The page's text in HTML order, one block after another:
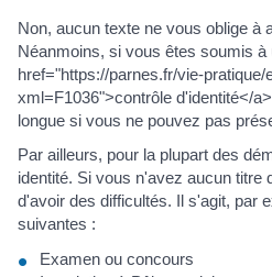
Non, aucun texte ne vous oblige à
Néanmoins, si vous êtes soumis à
href="https://parnes.fr/vie-pratique/
xml=F1036">contrôle d'identité</
longue si vous ne pouvez pas
Par ailleurs, pour la plupart des
identité. Si vous n'avez aucun titre
d'avoir des difficultés. Il s'agit, par
suivantes :
Examen ou concours